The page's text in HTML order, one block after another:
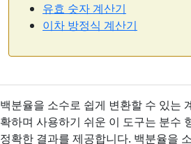
유효 숫자 계산기
이차 방정식 계산기
백분율을 소수로 쉽게 변환할 수 있는
확하며 사용하기 쉬운 이 도구는 분수
정확한 결과를 제공합니다. 백분율을